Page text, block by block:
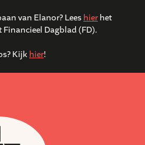
van Elanor? Lees hierhet
Dagblad (FD).
Kijk hier!